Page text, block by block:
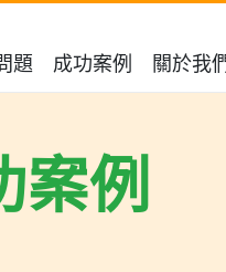
題 成功案例 關於我
案例